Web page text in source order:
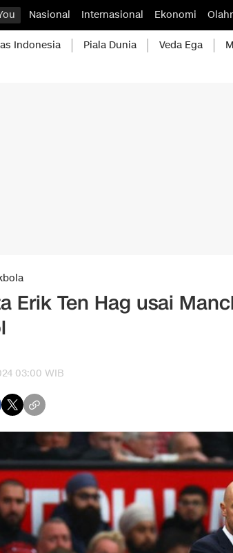
Nasional Internasional Ekonomi
Indonesia Piala Dunia Veda Ega
Erik Ten Hag usai
03:00 WIB